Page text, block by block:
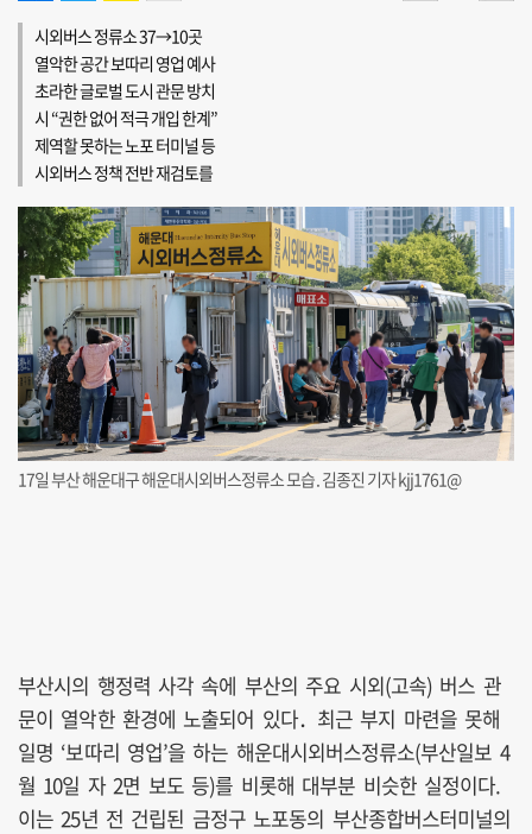
시외버스 정류소 37→10곳
열악한 공간 보따리 영업 예사
초라한 글로벌 도시 관문 방치
시 “권한 없어 적극 개입 한계”
제역할 못하는 노포 터미널 등
시외버스 정책 전반 재검토를
17일 부산 해운대구 해운대시외버스정류소 모습. 김종진 기자 kjj1761@
부산시의 행정력 사각 속에 부산의 주요 시외(고속) 버스 관
문이 열악한 환경에 노출되어 있다．최근 부지 마련을 못해
일명 ‘보따리 영업’을 하는 해운대시외버스정류소(부산일보 4
월 10일 자 2면 보도 등)를 비롯해 대부분 비슷한 실정이다.
이는 25년 전 건립된 금정구 노포동의 부산종합버스터미널의